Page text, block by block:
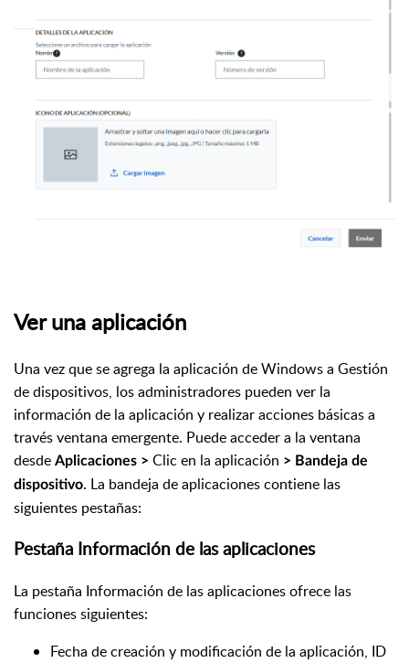
Ver una aplicación
Una vez que se agrega la aplicación de Windows a Gestión
de dispositivos, los administradores pueden ver la
información de la aplicación y realizar acciones básicas a
través ventana emergente. Puede acceder a la ventana
desde Aplicaciones > Clic en la aplicación > Bandeja de
dispositivo. La bandeja de aplicaciones contiene las
siguientes pestañas:
Pestaña Información de las aplicaciones
La pestaña Información de las aplicaciones ofrece las
funciones siguientes:
Fecha de creación y modificación de la aplicación, ID